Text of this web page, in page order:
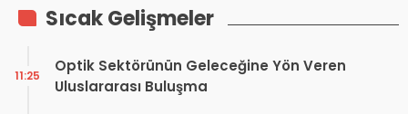
Sıcak Gelişmeler
Optik Sektörünün Geleceğine Yön Veren
Uluslararası Buluşma
11:25